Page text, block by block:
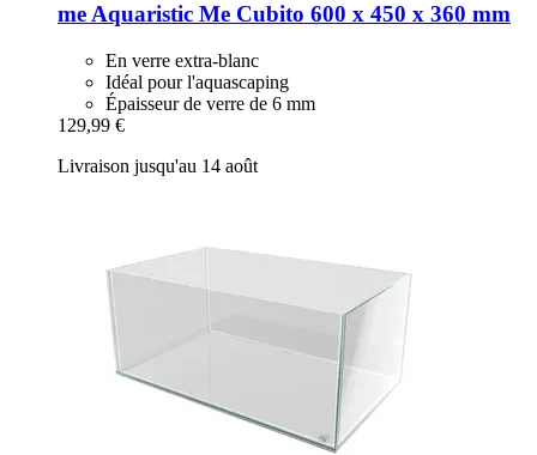
me Aquaristic Me Cubito 600 x 450 x 360 mm
En verre extra-blanc
Idéal pour l'aquascaping
Épaisseur de verre de 6 mm
129,99 €
Livraison jusqu'au 14 août